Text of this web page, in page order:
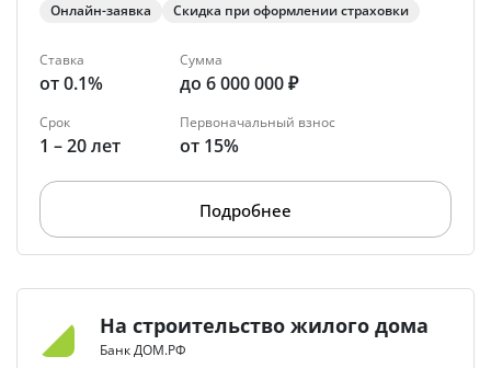
Онлайн-заявка
Скидка при оформлении страховки
Ставка
от 0.1%
Сумма
до 6 000 000 ₽
Срок
1 – 20 лет
Первоначальный взнос
от 15%
Подробнее
На строительство жилого дома
Банк ДОМ.РФ